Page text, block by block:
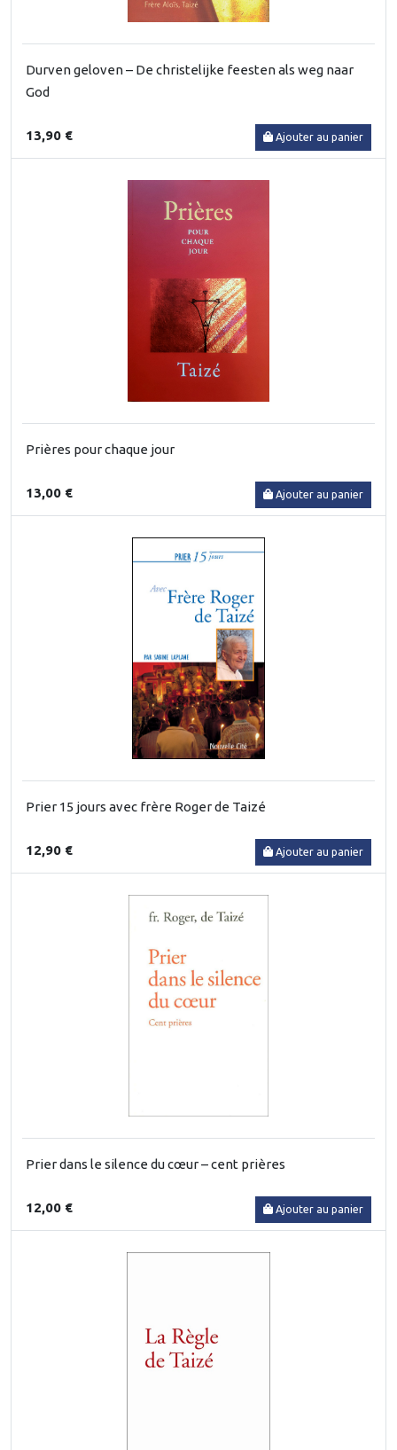
Durven geloven – De christelijke feesten als weg naar
God
13,90 € Ajouter au panier
Prières pour chaque jour
13,00 € Ajouter au panier
Prier 15 jours avec frère Roger de Taizé
12,90 € Ajouter au panier
Prier dans le silence du cœur – cent prières
12,00 € Ajouter au panier